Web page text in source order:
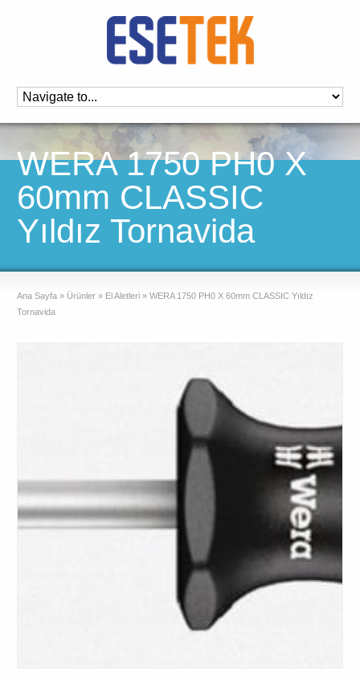
WERA 1750 PH0 X
60mm CLASSIC
Yıldız Tornavida
Ana Sayfa » Ürünler » El Aletleri » WERA 1750 PH0 X 60mm CLASSIC Yıldız
Tornavida